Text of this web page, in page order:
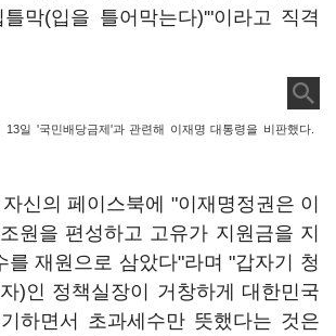
막(입을 틀어막는다)'"이라고 직격
13일 '국민배당금제'과 관련해 이재명 대통령을 비판했다.
신의 페이스북에 "이재명정권은 이
원을 편성하고 고유가 지원금을 지
를 재원으로 삼았다"라며 "갑자기 청
)인 정책실장이 거창하게 대한민국
하면서 초과세수만 뜻했다는 것은